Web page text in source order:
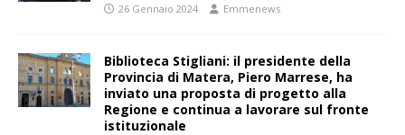
26 Gennaio 2024 Emmenews
Biblioteca Stigliani: il presidente della
Provincia di Matera, Piero Marrese, ha
inviato una proposta di progetto alla
Regione e continua a lavorare sul fronte
istituzionale